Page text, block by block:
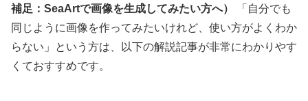
補足：SeaArtで画像を生成してみたい方へ）
「自分でも
同じように画像を作ってみたいけれど、使い方がよくわか
らない」という方は、以下の解説記事が非常にわかりやす
くておすすめです。